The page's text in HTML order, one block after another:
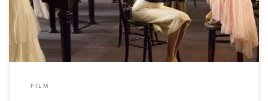
FILM